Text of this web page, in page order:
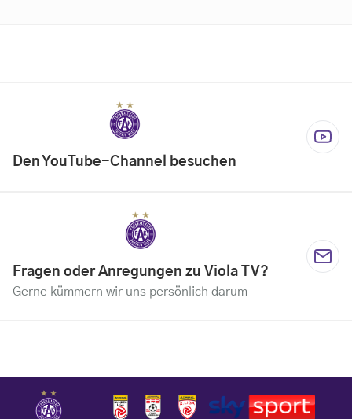
Den YouTube-Channel besuchen
Fragen oder Anregungen zu Viola TV?
Gerne kümmern wir uns persönlich darum